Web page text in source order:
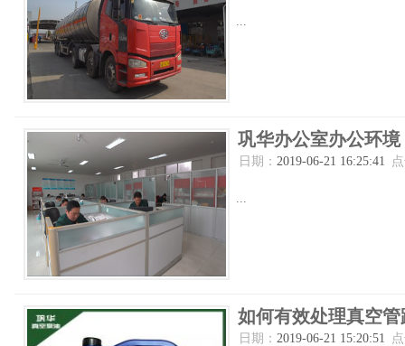
...
巩华办公室办公环境
日期： 2019-06-21 16:25:41
...
如何有效处理真空
日期： 2019-06-21 15:20:51